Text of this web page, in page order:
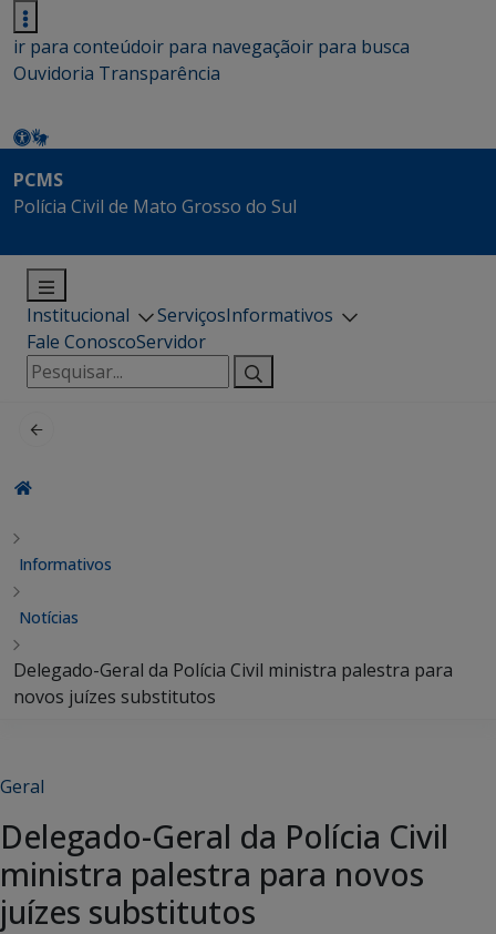
ir para conteúdoir para navegaçãoir para busca
Ouvidoria Transparência
PCMS
Polícia Civil de Mato Grosso do Sul
Institucional ServiçosInformativos
Fale ConoscoServidor
Pesquisar
por:
Informativos
Notícias
Delegado-Geral da Polícia Civil ministra palestra para
novos juízes substitutos
Geral
Delegado-Geral da Polícia Civil
ministra palestra para novos
juízes substitutos